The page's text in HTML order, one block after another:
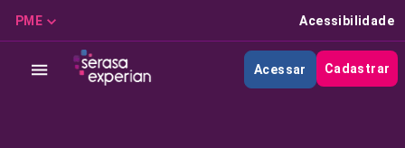
PME Acessibilidade
Acessar Cadastrar